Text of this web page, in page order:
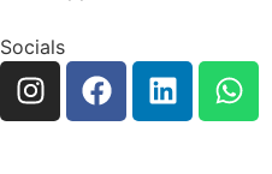
Socials